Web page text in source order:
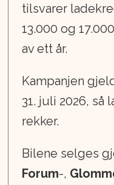
tilsvarer
13.000 og
av ett år.
Kampanjen
31. juli 2026, så
rekker.
Bilene selges
Forum-,